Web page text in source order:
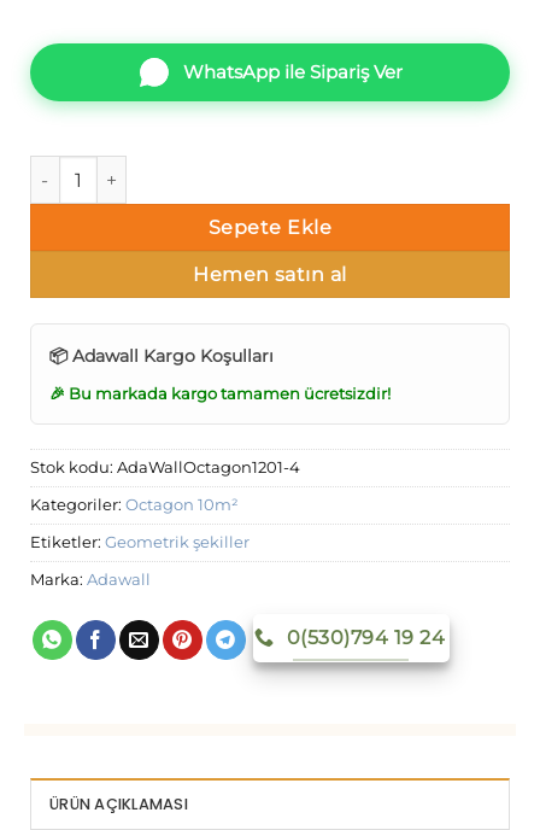
WhatsApp ile Sipariş Ver
AdaWall Octagon 1201-4 Geometrik şekiller Duvar Kağıdı
Sepete Ekle
Hemen satın al
📦 Adawall Kargo Koşulları
🎉 Bu markada kargo tamamen ücretsizdir!
Stok kodu: AdaWallOctagon1201-4
Kategoriler: Octagon 10m²
Etiketler: Geometrik şekiller
Marka: Adawall
0(530)794 19 24
ÜRÜN AÇIKLAMASI